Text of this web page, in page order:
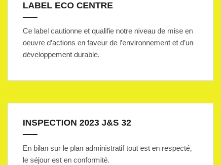
LABEL ECO CENTRE
Ce label cautionne et qualifie notre niveau de mise en
oeuvre d’actions en faveur de l’environnement et d’un
développement durable.
INSPECTION 2023 J&S 32
En bilan sur le plan administratif tout est en respecté,
le séjour est en conformité.